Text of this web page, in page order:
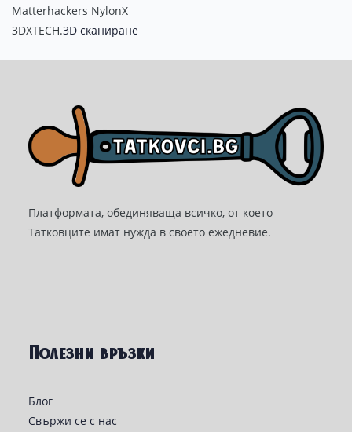
Matterhackers NylonX
3DXTECH.3D сканиране
Платформата, обединяваща всичко, от което
Татковците имат нужда в своето ежедневие.
Полезни връзки
Блог
Свържи се с нас